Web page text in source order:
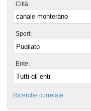
Città:
Sport:
Ente:
Ricerche correlate